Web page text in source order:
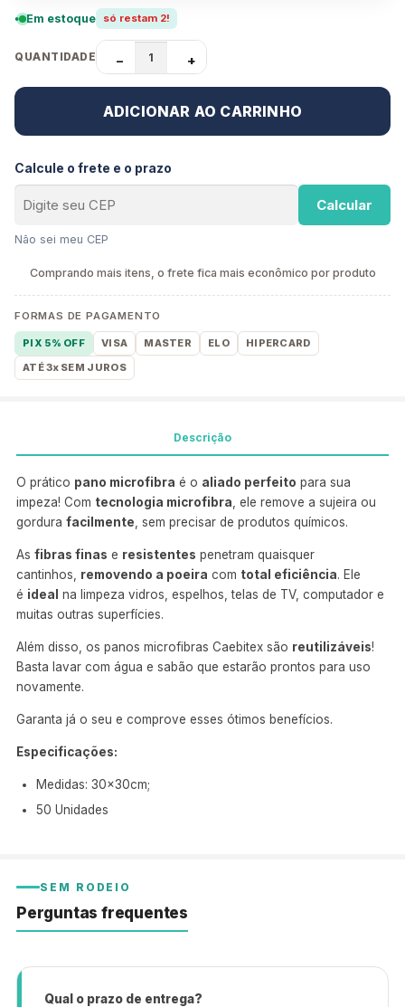
Em estoque só restam 2!
QUANTIDADE − +
ADICIONAR AO CARRINHO
Calcule o frete e o prazo
Calcular
Não sei meu CEP
Comprando mais itens, o frete fica mais econômico por produto
FORMAS DE PAGAMENTO
PIX 5% OFF VISA MASTER ELO
HIPERCARD
ATÉ 3x SEM JUROS
Descrição
O prático pano microfibra é o aliado perfeito para sua
impeza! Com tecnologia microfibra , ele remove a sujeira ou
gordura facilmente , sem precisar de produtos químicos.
As fibras finas e resistentes penetram quaisquer
cantinhos, removendo a poeira com total eficiência. Ele
é ideal na limpeza vidros, espelhos, telas de TV, computador e
muitas outras superfícies.
Além disso, os panos microfibras Caebitex são reutilizáveis!
Basta lavar com água e sabão que estarão prontos para uso
novamente.
Garanta já o seu e comprove esses ótimos benefícios.
Especificações:
Medidas: 30x30cm;
50 Unidades
SEM RODEIO
Perguntas frequentes
Qual o prazo de entrega?